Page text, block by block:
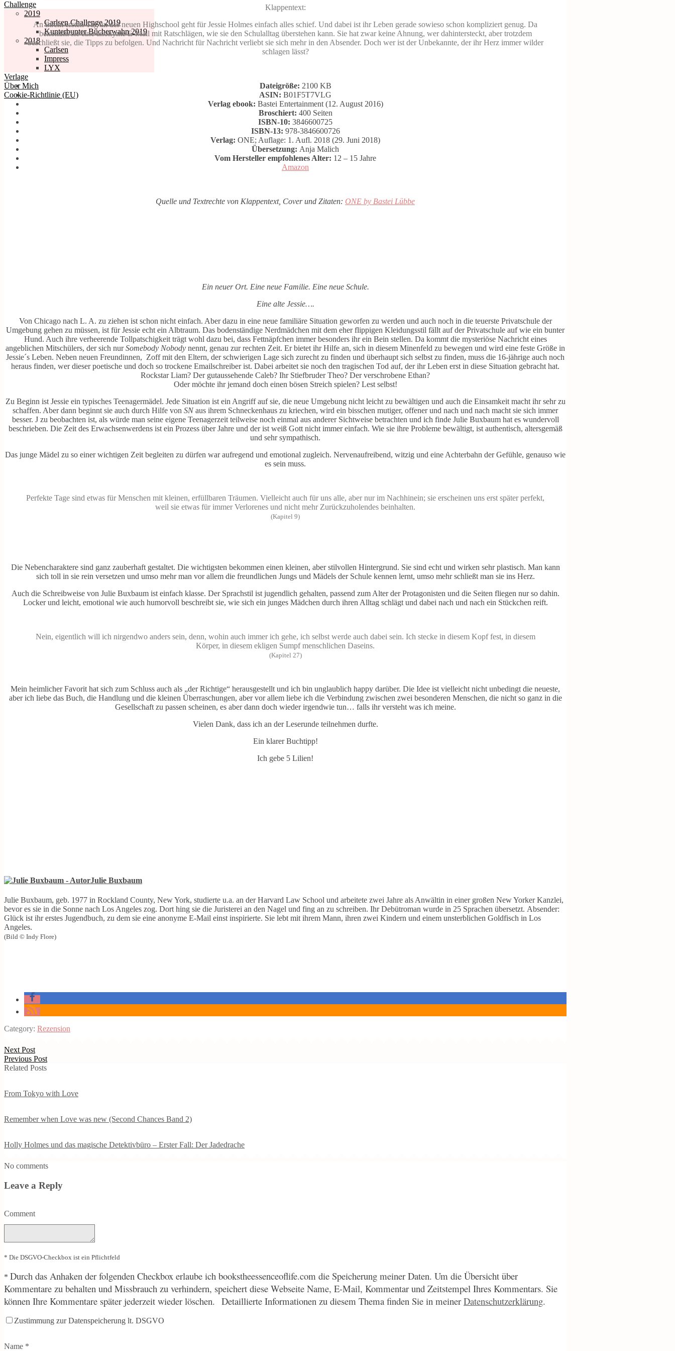
Challenge
2019
Carlsen Challenge 2019
Kunterbunter Bücherwahn 2019
2018
Carlsen
Impress
LYX
Verlage
Über Mich
Cookie-Richtlinie (EU)
Klappentext:
An ihrem ersten Tag an der neuen Highschool geht für Jessie Holmes einfach alles schief. Und dabei ist ihr Leben gerade sowieso schon kompliziert genug. Da
bekommt sie eine anonyme E-Mail mit Ratschlägen, wie sie den Schulalltag überstehen kann. Sie hat zwar keine Ahnung, wer dahintersteckt, aber trotzdem
beschließt sie, die Tipps zu befolgen. Und Nachricht für Nachricht verliebt sie sich mehr in den Absender. Doch wer ist der Unbekannte, der ihr Herz immer wilder
schlagen lässt?
Dateigröße: 2100 KB
ASIN: B01F5T7VLG
Verlag ebook: Bastei Entertainment (12. August 2016)
Broschiert: 400 Seiten
ISBN-10: 3846600725
ISBN-13: 978-3846600726
Verlag: ONE; Auflage: 1. Aufl. 2018 (29. Juni 2018)
Übersetzung: Anja Malich
Vom Hersteller empfohlenes Alter: 12 – 15 Jahre
Amazon
Quelle und Textrechte von Klappentext, Cover und Zitaten: ONE by Bastei Lübbe
Ein neuer Ort. Eine neue Familie. Eine neue Schule.
Eine alte Jessie….
Von Chicago nach L. A. zu ziehen ist schon nicht einfach. Aber dazu in eine neue familiäre Situation geworfen zu werden und auch noch in die teuerste Privatschule der
Umgebung gehen zu müssen, ist für Jessie echt ein Albtraum. Das bodenständige Nerdmädchen mit dem eher flippigen Kleidungsstil fällt auf der Privatschule auf wie ein bunter
Hund. Auch ihre verheerende Tollpatschigkeit trägt wohl dazu bei, dass Fettnäpfchen immer besonders ihr ein Bein stellen. Da kommt die mysteriöse Nachricht eines
angeblichen Mitschülers, der sich nurSomebody Nobody nennt, genau zur rechten Zeit. Er bietet ihr Hilfe an, sich in diesem Minenfeld zu bewegen und wird eine feste Größe in
Jessie´s Leben. Neben neuen Freundinnen, Zoff mit den Eltern, der schwierigen Lage sich zurecht zu finden und überhaupt sich selbst zu finden, muss die 16-jährige auch noch
heraus finden, wer dieser poetische und doch so trockene Emailschreiber ist. Dabei arbeitet sie noch den tragischen Tod auf, der ihr Leben erst in diese Situation gebracht hat.
Rockstar Liam? Der gutaussehende Caleb? Ihr Stiefbruder Theo? Der verschrobene Ethan?
Oder möchte ihr jemand doch einen bösen Streich spielen? Lest selbst!
Zu Beginn ist Jessie ein typisches Teenagermädel. Jede Situation ist ein Angriff auf sie, die neue Umgebung nicht leicht zu bewältigen und auch die Einsamkeit macht ihr sehr zu
schaffen. Aber dann beginnt sie auch durch Hilfe von SNaus ihrem Schneckenhaus zu kriechen, wird ein bisschen mutiger, offener und nach und nach macht sie sich immer
besser. J zu beobachten ist, als würde man seine eigene Teenagerzeit teilweise noch einmal aus anderer Sichtweise betrachten und ich finde Julie Buxbaum hat es wundervoll
beschrieben. Die Zeit des Erwachsenwerdens ist ein Prozess über Jahre und der ist weiß Gott nicht immer einfach. Wie sie ihre Probleme bewältigt, ist authentisch, altersgemäß
und sehr sympathisch.
Das junge Mädel zu so einer wichtigen Zeit begleiten zu dürfen war aufregend und emotional zugleich. Nervenaufreibend, witzig und eine Achterbahn der Gefühle, genauso wie
es sein muss.
Perfekte Tage sind etwas für Menschen mit kleinen, erfüllbaren Träumen. Vielleicht auch für uns alle, aber nur im Nachhinein; sie erscheinen uns erst später perfekt,
weil sie etwas für immer Verlorenes und nicht mehr Zurückzuholendes beinhalten.
(Kapitel 9)
Die Nebencharaktere sind ganz zauberhaft gestaltet. Die wichtigsten bekommen einen kleinen, aber stilvollen Hintergrund. Sie sind echt und wirken sehr plastisch. Man kann
sich toll in sie rein versetzen und umso mehr man vor allem die freundlichen Jungs und Mädels der Schule kennen lernt, umso mehr schließt man sie ins Herz.
Auch die Schreibweise von Julie Buxbaum ist einfach klasse. Der Sprachstil ist jugendlich gehalten, passend zum Alter der Protagonisten und die Seiten fliegen nur so dahin.
Locker und leicht, emotional wie auch humorvoll beschreibt sie, wie sich ein junges Mädchen durch ihren Alltag schlägt und dabei nach und nach ein Stückchen reift.
Nein, eigentlich will ich nirgendwo anders sein, denn, wohin auch immer ich gehe, ich selbst werde auch dabei sein. Ich stecke in diesem Kopf fest, in diesem
Körper, in diesem ekligen Sumpf menschlichen Daseins.
(Kapitel 27)
Mein heimlicher Favorit hat sich zum Schluss auch als „der Richtige“ herausgestellt und ich bin unglaublich happy darüber. Die Idee ist vielleicht nicht unbedingt die neueste,
aber ich liebe das Buch, die Handlung und die kleinen Überraschungen, aber vor allem liebe ich die Verbindung zwischen zwei besonderen Menschen, die nicht so ganz in die
Gesellschaft zu passen scheinen, es aber dann doch wieder irgendwie tun… falls ihr versteht was ich meine.
Vielen Dank, dass ich an der Leserunde teilnehmen durfte.
Ein klarer Buchtipp!
Ich gebe 5 Lilien!
Julie Buxbaum
Julie Buxbaum, geb. 1977 in Rockland County, New York, studierte u.a. an der Harvard Law School und arbeitete zwei Jahre als Anwältin in einer großen New Yorker Kanzlei,
bevor es sie in die Sonne nach Los Angeles zog. Dort hing sie die Juristerei an den Nagel und fing an zu schreiben. Ihr Debütroman wurde in 25 Sprachen übersetzt. Absender:
Glück ist ihr erstes Jugendbuch, zu dem sie eine anonyme E-Mail einst inspirierte. Sie lebt mit ihrem Mann, ihren zwei Kindern und einem unsterblichen Goldfisch in Los
Angeles.
(Bild © Indy Flore)
Category: Rezension
Next Post
Previous Post
Related Posts
From Tokyo with Love
Remember when Love was new (Second Chances Band 2)
Holly Holmes und das magische Detektivbüro – Erster Fall: Der Jadedrache
No comments
Leave a Reply
Comment
* Die DSGVO-Checkbox ist ein Pflichtfeld
* Durch das Anhaken der folgenden Checkbox erlaube ich bookstheessenceoflife.com die Speicherung meiner Daten. Um die Übersicht über
Kommentare zu behalten und Missbrauch zu verhindern, speichert diese Webseite Name, E-Mail, Kommentar und Zeitstempel Ihres Kommentars. Sie
können Ihre Kommentare später jederzeit wieder löschen. Detaillierte Informationen zu diesem Thema finden Sie in meiner Datenschutzerklärung.
Zustimmung zur Datenspeicherung lt. DSGVO
Name *